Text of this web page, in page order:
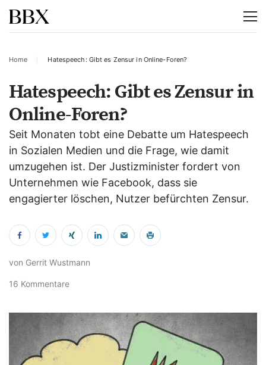
Home Hatespeech: Gibt es Zensur in Online-Foren?
Hatespeech: Gibt es Zensur in
Online-Foren?
Seit Monaten tobt eine Debatte um Hatespeech
in Sozialen Medien und die Frage, wie damit
umzugehen ist. Der Justizminister fordert von
Unternehmen wie Facebook, dass sie
engagierter löschen, Nutzer befürchten Zensur.
von Gerrit Wustmann
16 Kommentare